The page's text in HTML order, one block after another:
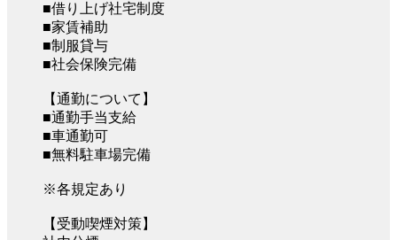
■借り上げ社宅制度
■家賃補助
■制服貸与
■社会保険完備
【通勤について】
■通勤手当支給
■車通勤可
■無料駐車場完備
※各規定あり
【受動喫煙対策】